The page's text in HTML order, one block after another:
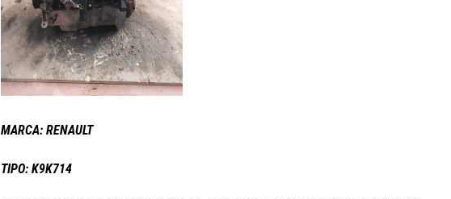
MARCA: RENAULT
TIPO: K9K714